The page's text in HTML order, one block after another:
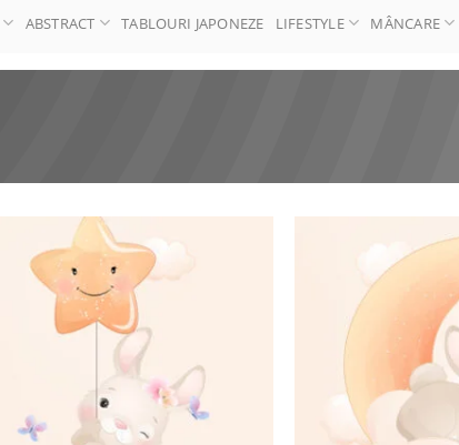
ABSTRACT TABLOURI JAPONEZE LIFESTYLE MÂNCARE